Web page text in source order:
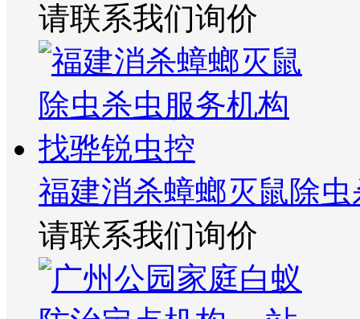
请联系我们询价
福建消杀蟑螂灭鼠除
请联系我们询价